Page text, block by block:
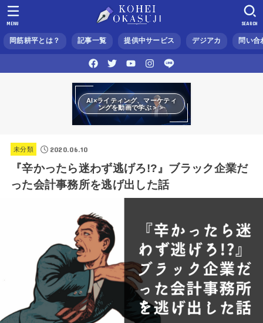
岡筋耕平とは？ 記事一覧 提供中サービス デジアカ 問い合
SEARCH
MENU
AI×ライティング、マーケティ
ングを動画で学ぶ＞＞
未分類 2020.06.10
『辛かったら迷わず逃げろ!?』ブラック企業だ
った会計事務所を逃げ出した話